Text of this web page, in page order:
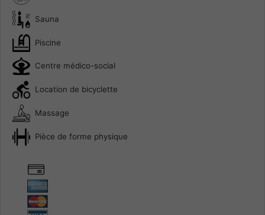
Sauna
Piscine
Centre médico-social
Location de bicyclette
Massage
Pièce de forme physique